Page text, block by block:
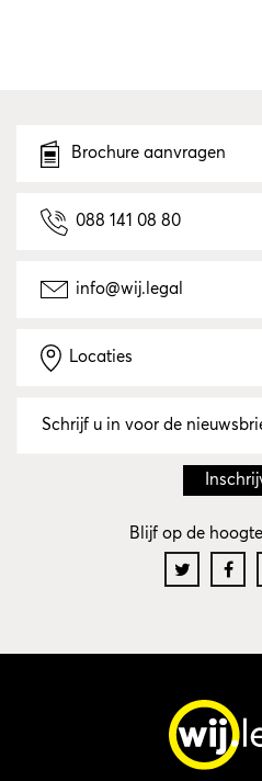
Brochure aanvragen
088 141 08 80
info@wij.legal
Locaties
Blijf op de